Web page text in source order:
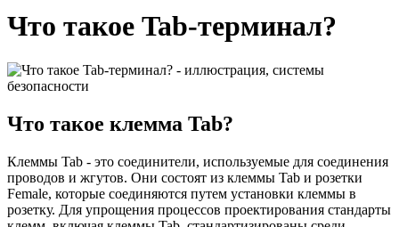
Что такое Tab-терминал?
Что такое клемма Tab?
Клеммы Tab - это соединители, используемые для соединения
проводов и жгутов. Они состоят из клеммы Tab и розетки
Female, которые соединяются путем установки клеммы в
розетку. Для упрощения процессов проектирования стандарты